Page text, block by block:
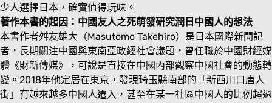
少人選擇日本，確實值得玩味。
著作本書的起因：中國友人之死萌發研究潤日中國人的想法
本書作者舛友雄大（Masutomo Takehiro）是日本國際新聞記
者，長期關注中國與東南亞政經社會議題，曾任職於中國財經媒
體《財新傳媒》，可說是直接在中國內部觀察中國社會的動態轉
變。2018年他定居在東京，發現琦玉縣南部的「新西川口唐人
街」有越來越多中國人遷入，甚至在某一社區中國人的比例超過